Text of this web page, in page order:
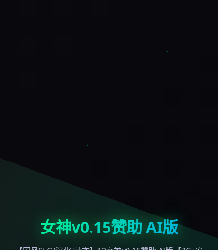
女神v0.15赞助 AI版